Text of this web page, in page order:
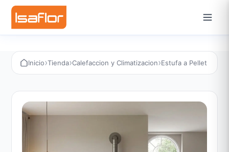
Inicio›Tienda›Calefaccion y Climatizacion›Estufa a Pellet